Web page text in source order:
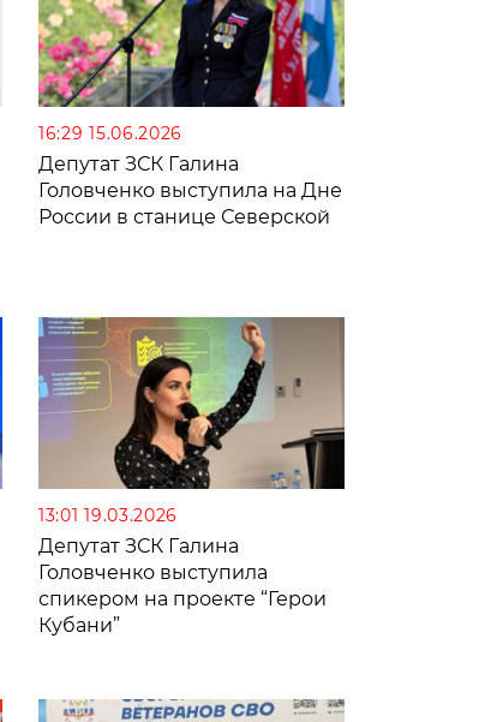
16:29 15.06.2026
Депутат ЗСК Галина
Головченко выступила на Дне
России в станице Северской
13:01 19.03.2026
Депутат ЗСК Галина
Головченко выступила
спикером на проекте “Герои
Кубани”